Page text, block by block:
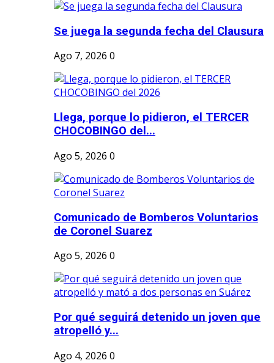
Se juega la segunda fecha del Clausura
Ago 7, 2026 0
Llega, porque lo pidieron, el TERCER
CHOCOBINGO del...
Ago 5, 2026 0
Comunicado de Bomberos Voluntarios
de Coronel Suarez
Ago 5, 2026 0
Por qué seguirá detenido un joven que
atropelló y...
Ago 4, 2026 0